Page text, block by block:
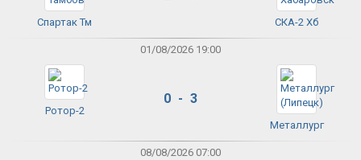
Спартак Тм СКА-2 Хб
01/08/2026 19:00
Ротор-2
0 - 3
Металлург
08/08/2026 07:00